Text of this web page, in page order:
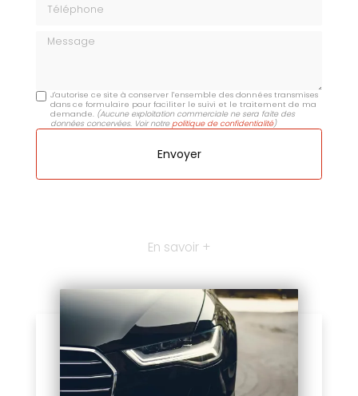
Message
J'autorise ce site à conserver l'ensemble des données transmises
dans ce formulaire pour faciliter le suivi et le traitement de ma
demande. (Aucune exploitation commerciale ne sera faite des
données concervées. Voir notrepolitique de confidentialité)
En savoir +